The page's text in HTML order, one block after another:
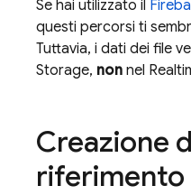
Se hai utilizzato il
questi percorsi ti
Tuttavia, i dati dei file
Storage, nonnel
Creazione
riferimento